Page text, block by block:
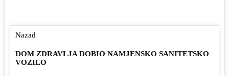
Nazad
DOM ZDRAVLJA DOBIO NAMJENSKO SANITETSKO
VOZILO